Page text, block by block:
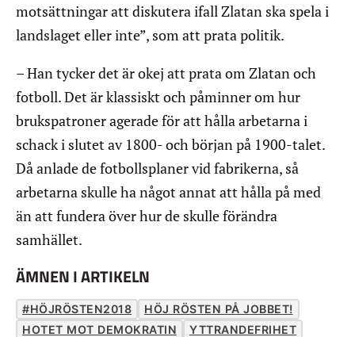
motsättningar att diskutera ifall Zlatan ska spela i
landslaget eller inte”, som att prata politik.
– Han tycker det är okej att prata om Zlatan och
fotboll. Det är klassiskt och påminner om hur
brukspatroner agerade för att hålla arbetarna i
schack i slutet av 1800- och början på 1900-talet.
Då anlade de fotbollsplaner vid fabrikerna, så
arbetarna skulle ha något annat att hålla på med
än att fundera över hur de skulle förändra
samhället.
ÄMNEN I ARTIKELN
#HÖJRÖSTEN2018
HÖJ RÖSTEN PÅ JOBBET!
HOTET MOT DEMOKRATIN
YTTRANDEFRIHET